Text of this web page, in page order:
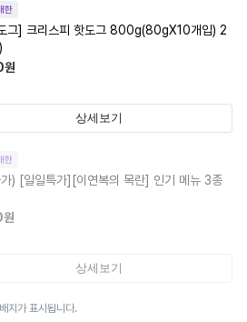
한
그] 크리스피 핫도그 800g(80gX10개입) 2
원
상세보기
한
) [일일특가][이연복의 목란] 인기 메뉴 3종
원
상세보기
지가 표시됩니다.